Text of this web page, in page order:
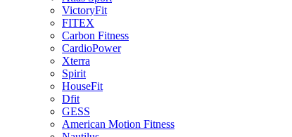
VictoryFit
FITEX
Carbon Fitness
CardioPower
Xterra
Spirit
HouseFit
Dfit
GESS
American Motion Fitness